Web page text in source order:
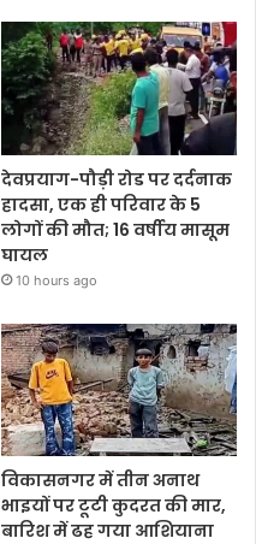
देवप्रयाग-पौड़ी रोड पर दर्दनाक
हादसा, एक ही परिवार के 5
लोगों की मौत; 16 वर्षीय मासूम
घायल
10 hours ago
विकासनगर में तीन अनाथ
भाइयों पर टूटी कुदरत की मार,
बारिश में ढह गया आशियाना